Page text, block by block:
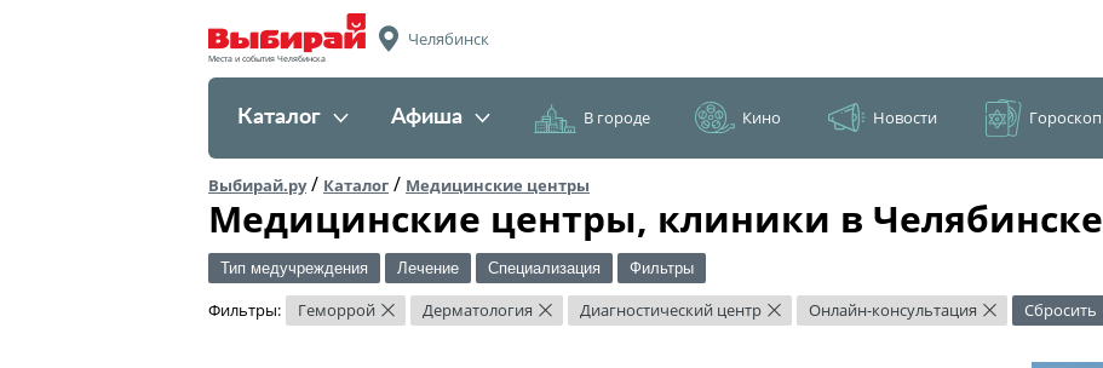
Места и события Челябинска
Челябинск
Каталог Афиша В городе Кино Новости Гороскоп
Выбирай.ру/ Каталог / Медицинские центры
Медицинские центры, клиники в Челябинске
Тип медучреждения Лечение Специализация Фильтры
Фильтры: Геморрой × Дерматология × Диагностический центр × Онлайн-консультация × Сбросить